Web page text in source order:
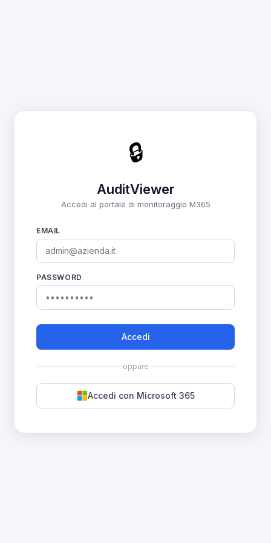
🔒
AuditViewer
Accedi al portale di monitoraggio M365
EMAIL
PASSWORD
Accedi
oppure
Accedi con Microsoft 365